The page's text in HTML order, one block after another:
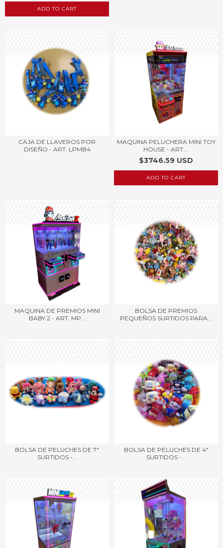
CAJA DE LLAVEROS POR
DISEÑO - ART. LPMB4
MAQUINA PELUCHERA MINI TOY
HOUSE - ART....
$3746.59 USD
MAQUINA DE PREMIOS MINI
BABY 2 - ART. MP...
BOLSA DE PREMIOS
PEQUEÑOS SURTIDOS PARA...
BOLSA DE PELUCHES DE 7"
SURTIDOS -...
BOLSA DE PELUCHES DE 4"
SURTIDOS -...